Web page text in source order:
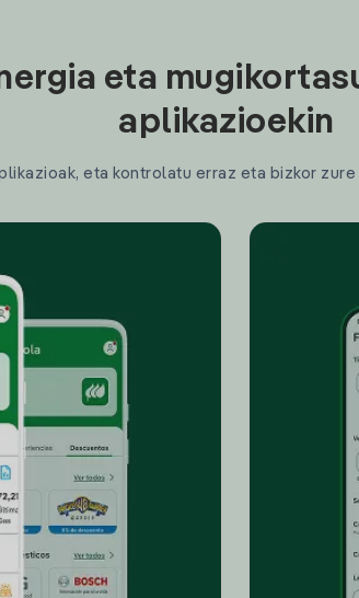
eta
aplikazioekin
eta kontrolatu erraz eta bizkor